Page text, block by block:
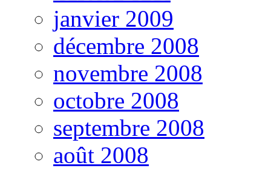
janvier 2009
décembre 2008
novembre 2008
octobre 2008
septembre 2008
août 2008